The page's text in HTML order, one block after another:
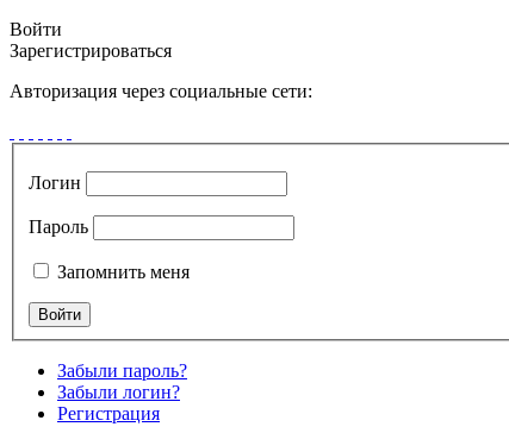
Войти
Зарегистрироваться
Авторизация через социальные сети:
Логин
Пароль
Запомнить меня
Забыли пароль?
Забыли логин?
Регистрация